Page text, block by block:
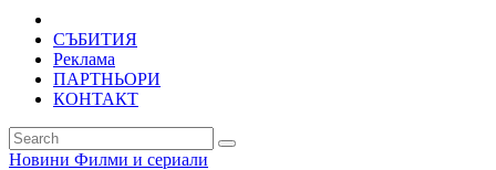
СЪБИТИЯ
Реклама
ПАРТНЬОРИ
КОНТАКТ
Новини Филми и сериали